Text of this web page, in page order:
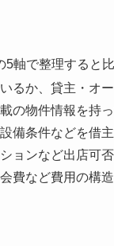
軸で整理すると
るか、貸主・オ
の物件情報を持
備条件などを借
ョンなど出店可
費など費用の構